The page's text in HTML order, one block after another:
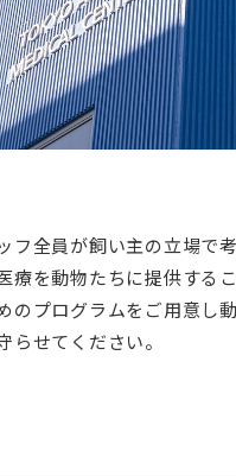
フ全員が飼い主の立場で
を動物たちに提供する
プログラムをご用意し
せてください。